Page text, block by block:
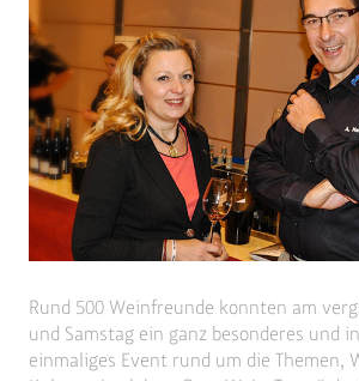
Rund 500 Weinfreunde konnten am
und Samstag ein ganz besonderes und
einmaliges Event rund um die Themen,